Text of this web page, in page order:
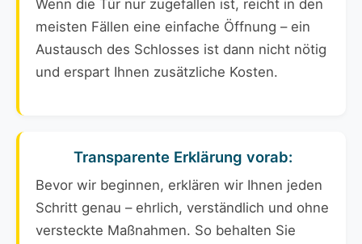
Wenn die Tür nur zugefallen ist, reicht in den
meisten Fällen eine einfache Öffnung – ein
Austausch des Schlosses ist dann nicht nötig
und erspart Ihnen zusätzliche Kosten.
Transparente Erklärung vorab:
Bevor wir beginnen, erklären wir Ihnen jeden
Schritt genau – ehrlich, verständlich und ohne
versteckte Maßnahmen. So behalten Sie